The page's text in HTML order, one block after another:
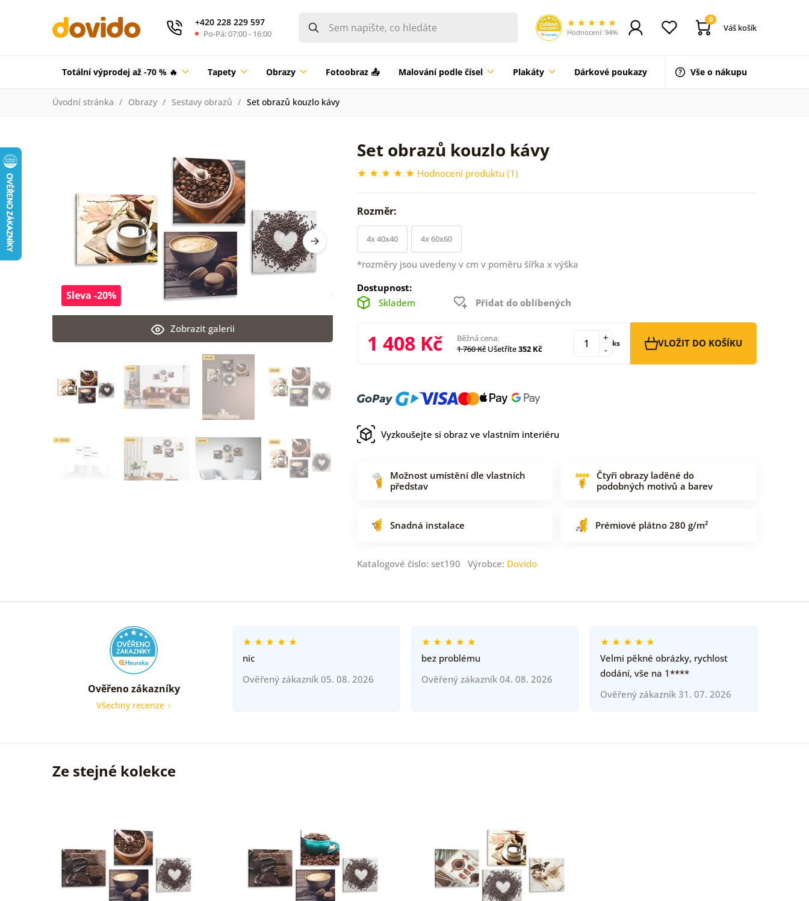
+420 228 229 597
Po-Pá: 07:00 - 16:00 Hodnocení: 94%
0
Váš košík
Totální výprodej až -70 % 🔥 Tapety Obrazy Fotoobraz 📤 Malování podle čísel Plakáty Dárkové poukazy Vše o nákupu
Úvodní stránka Obrazy Sestavy obrazů Set obrazů kouzlo kávy
Set obrazů kouzlo kávy
Hodnocení produktu (1)
Zobrazit galerii
Sleva -20%
Rozměr:
4x 40x40 4x 60x60
*rozměry jsou uvedeny v cm v poměru šířka x výška
Dostupnost:
Skladem
Přidat do oblíbených
1 408 Kč
Běžná cena:
1 760 Kč Ušetříte352 Kč -
+ ks VLOŽIT DO KOŠÍKU
Vyzkoušejte si obraz ve vlastním interiéru
Možnost umístění dle vlastních
představ
Čtyři obrazy laděné do
podobných motivů a barev
Snadná instalace Prémiové plátno 280 g/m²
Katalogové číslo: set190 Výrobce: Dovido
Ověřeno zákazníky
Všechny recenze
nic
Ověřený zákazník 05. 08. 2026
bez problému
Ověřený zákazník 04. 08. 2026
Velmi pěkné obrázky, rychlost
dodání, vše na 1****
Ověřený zákazník 31. 07. 2026
Ze stejné kolekce